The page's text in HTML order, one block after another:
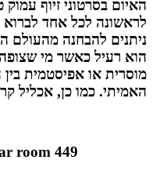
האיום בסרטוני זיוף
לראשונה לכל אחד לברוא
ניתנים להבחנה מהעולם
הוא רעיל כאשר מי
מוסרית או אפיסטמית בין
האמיתי. כמו כן, אכליל
room 449